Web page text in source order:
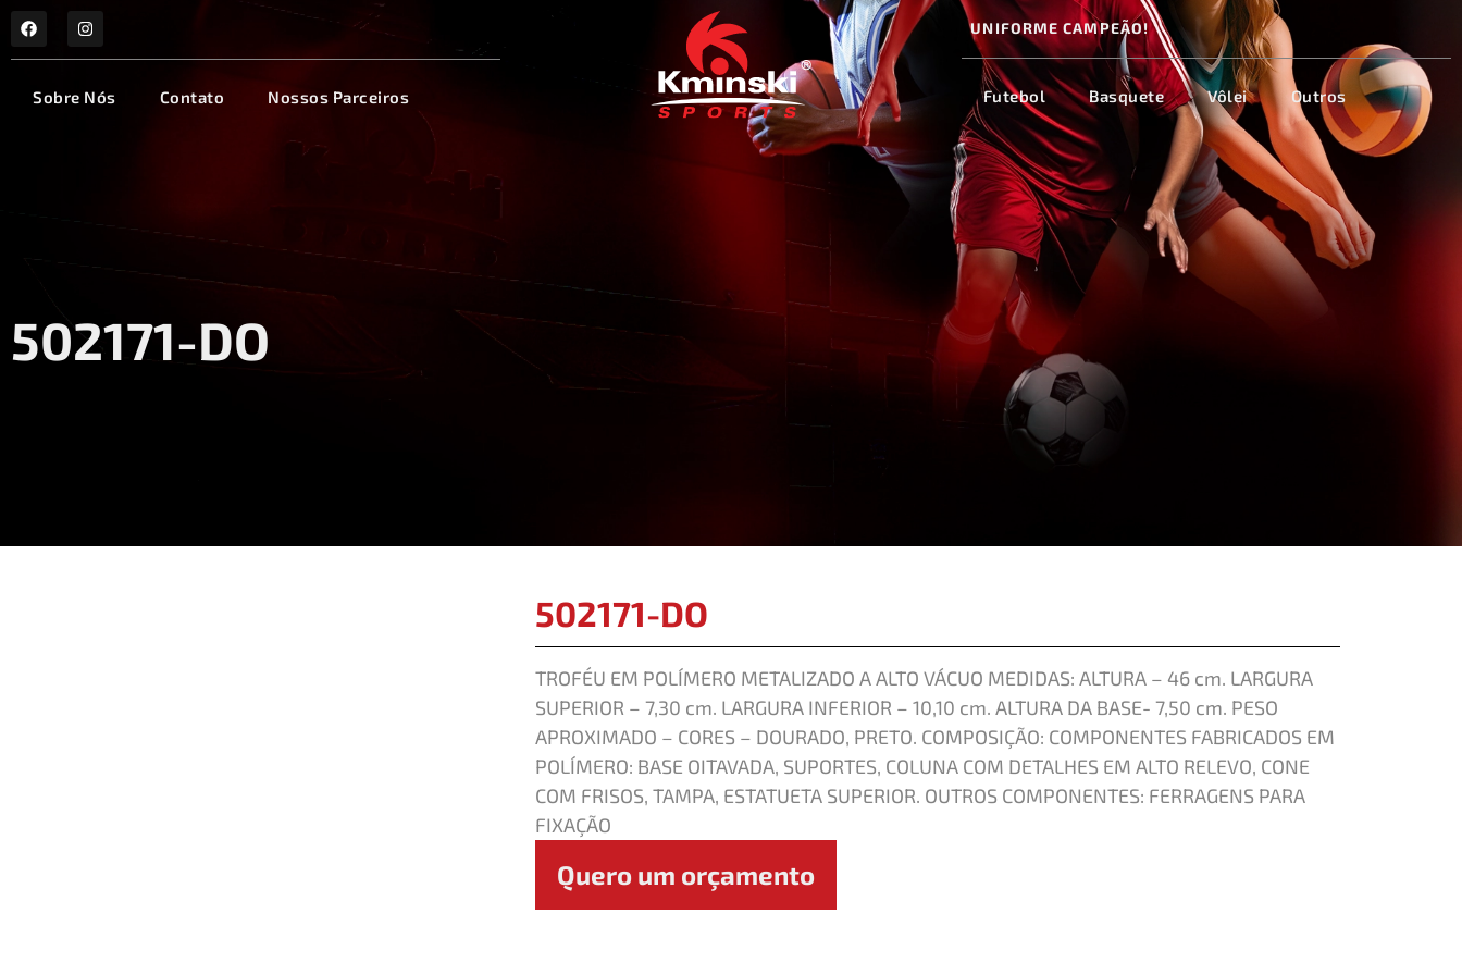
Sobre Nós Contato Nossos Parceiros
UNIFORME CAMPEÃO!
Futebol Basquete Vôlei Outros
502171-DO
502171-DO
TROFÉU EM POLÍMERO METALIZADO A ALTO VÁCUO MEDIDAS: ALTURA – 46 cm. LARGURA
SUPERIOR – 7,30 cm. LARGURA INFERIOR – 10,10 cm. ALTURA DA BASE- 7,50 cm. PESO
APROXIMADO – CORES – DOURADO, PRETO. COMPOSIÇÃO: COMPONENTES FABRICADOS EM
POLÍMERO: BASE OITAVADA, SUPORTES, COLUNA COM DETALHES EM ALTO RELEVO, CONE
COM FRISOS, TAMPA, ESTATUETA SUPERIOR. OUTROS COMPONENTES: FERRAGENS PARA
FIXAÇÃO
Quero um orçamento